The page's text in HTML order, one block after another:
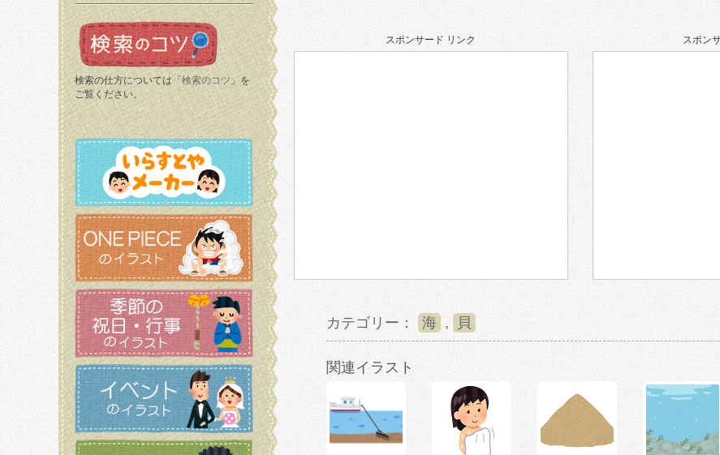
検索の仕方については「 検索のコツ 」を
ご覧ください。
スポンサード リンク スポン
カテゴリー： 海 , 貝
関連イラスト